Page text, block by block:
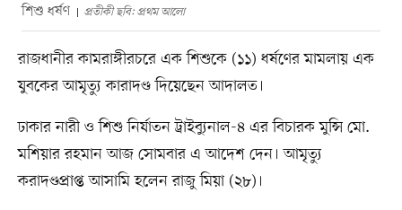
শিশু ধর্ষণ প্রতীকী ছবি: প্রথম আলো
রাজধানীর কামরাঙ্গীরচরে এক শিশুকে (১১) ধর্ষণের মামলায় এক
যুবকের আমৃত্যু কারাদণ্ড দিয়েছেন আদালত।
ঢাকার নারী ও শিশু নির্যাতন ট্রাইব্যুনাল-৪ এর বিচারক মুন্সি মো.
মশিয়ার রহমান আজ সোমবার এ আদেশ দেন। আমৃত্যু
করাদণ্ডপ্রাপ্ত আসামি হলেন রাজু মিয়া (২৮)।